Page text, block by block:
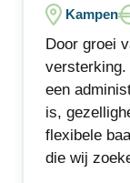
Kampen
Door groei
versterking.
een
is,
flexibele
die wij